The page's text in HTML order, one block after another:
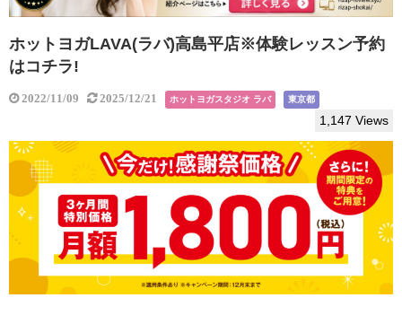
ホットヨガLAVA(ラバ)高島平店※体験レッスン予約
はコチラ!
2022/11/09 2025/12/21 ホットヨガスタジオ ラバ 東京都
1,147 Views